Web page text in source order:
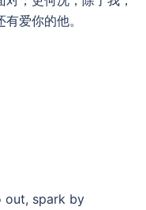
爱你的他。
out, spark by